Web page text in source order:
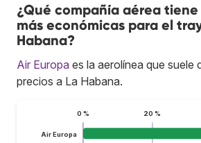
¿Qué compañía aérea
más económicas para el
Habana?
Air Europa es la aerolínea que suele
precios a La Habana.
0 % 20 %
Air Europa